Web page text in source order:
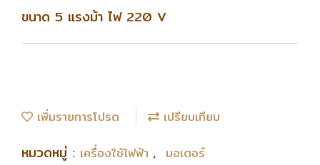
ขนาด 5 แรงม้า ไฟ 220 V
เพิ่มรายการโปรด เปรียบเทียบ
หมวดหมู่ : เครื่องใช้ไฟฟ้า , มอเตอร์